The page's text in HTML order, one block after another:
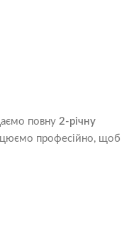
повну 2-річну
професійно, щоб